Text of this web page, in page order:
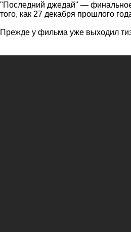
"Последний джедай" —
того, как 27 декабря прошлого
Прежде у фильма уже выходил